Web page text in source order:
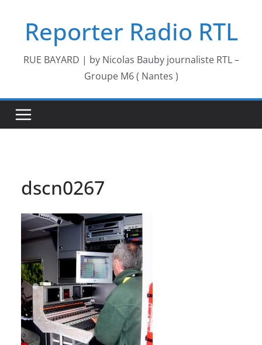
contenuReporter Radio RTL
RUE BAYARD | by Nicolas Bauby journaliste RTL –
Groupe M6 ( Nantes )
dscn0267